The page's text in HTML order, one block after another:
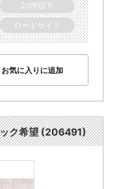
20坪以下
ロードサイド
お気に入りに追加
ク希望 (206491)